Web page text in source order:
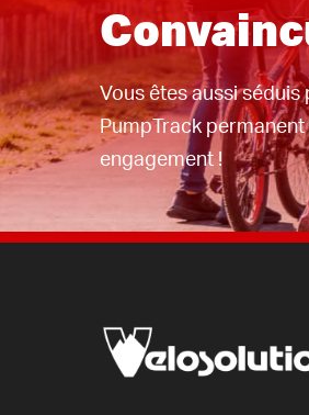
Vous êtes aussi
PumpTrack
engagement !